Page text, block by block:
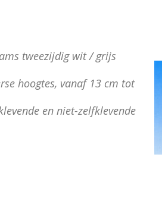
tweezijdig wit / grijs
hoogtes, vanaf 13 cm tot
en niet-zelfklevende